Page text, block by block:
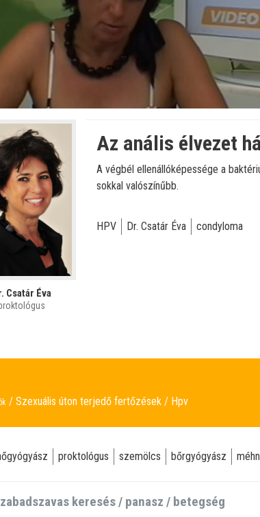
Némítás
kikapcsolva
0%
Állapot
0%
Csatár Éva
Az anális élvezet
A végbél ellenállóképessége a
sokkal valószínűbb.
HPV Dr. Csatár Éva condyloma
Szexuális úton terjedő fertőzések Hpv
proktológus szemölcs bőrgyógyász